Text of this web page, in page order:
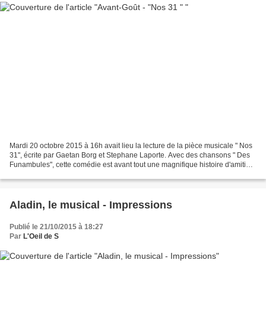
Mardi 20 octobre 2015 à 16h avait lieu la lecture de la pièce musicale " Nos
31", écrite par Gaetan Borg et Stephane Laporte. Avec des chansons " Des
Funambules", cette comédie est avant tout une magnifique histoire d'amitié.
Aladin, le musical - Impressions
Publié le 21/10/2015 à 18:27
Par L'Oeil de S